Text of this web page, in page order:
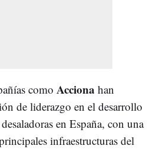
como Acciona han
de liderazgo en el desarrollo
en España, con una
infraestructuras del